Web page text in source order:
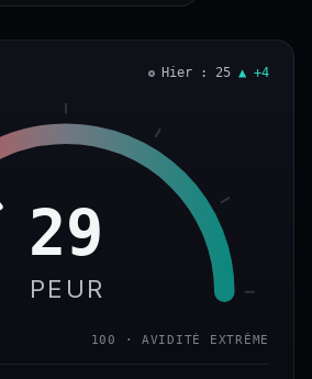
Hier : 25 ▲ +4
29
PEUR
100 · AVIDITÉ EXTRÊME